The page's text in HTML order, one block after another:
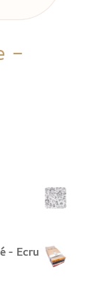
–
- Ecru